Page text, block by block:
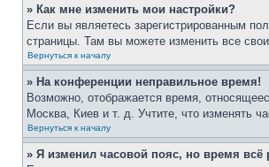
» Как мне изменить мои настройки?
Если вы являетесь зарегистрированным
страницы. Там вы можете изменить все свои
Вернуться к началу
» На конференции неправильное время!
Возможно, отображается время,
Москва, Киев и т. д. Учтите, что изменять
Вернуться к началу
» Я изменил часовой пояс, но время всё